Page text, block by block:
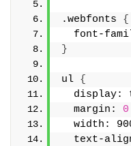
.webfonts {
font-
}
ul {
display:
  margin:
0
width:
text-